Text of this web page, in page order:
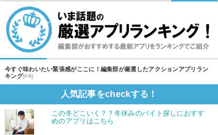
今すぐ味わいたい緊張感がここに！編集部が厳選したアクションアプリラン
キング[PR]
人気記事をcheckする！
この冬どこいく？？冬休みのバイト探しにおすす
めのアプリはこちら